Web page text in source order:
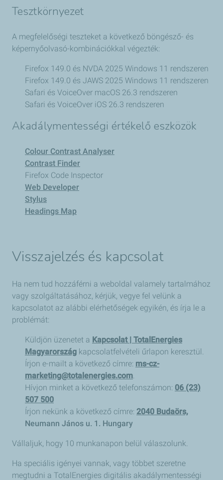
Tesztkörnyezet
A megfelelőségi teszteket a következő böngésző- és
képernyőolvasó-kombinációkkal végezték:
Firefox 149.0 és NVDA 2025 Windows 11 rendszeren
Firefox 149.0 és JAWS 2025 Windows 11 rendszeren
Safari és VoiceOver macOS 26.3 rendszeren
Safari és VoiceOver iOS 26.3 rendszeren
Akadálymentességi értékelő eszközök
Colour Contrast Analyser
Contrast Finder
Firefox Code Inspector
Web Developer
Stylus
Headings Map
Visszajelzés és kapcsolat
Ha nem tud hozzáférni a weboldal valamely tartalmához
vagy szolgáltatásához, kérjük, vegye fel velünk a
kapcsolatot az alábbi elérhetőségek egyikén, és írja le a
problémát:
Küldjön üzenetet a Kapcsolat | TotalEnergies
Magyarország kapcsolatfelvételi űrlapon keresztül.
Írjon e-mailt a következő címre: ms-cz-
marketing@totalenergies.com.
Hívjon minket a következő telefonszámon: 06 (23)
507 500
Írjon nekünk a következő címre: 2040 Budaörs,
Neumann János u. 1. Hungary
Vállaljuk, hogy 10 munkanapon belül válaszolunk.
Ha speciális igényei vannak, vagy többet szeretne
megtudni a TotalEnergies digitális akadálymentességi